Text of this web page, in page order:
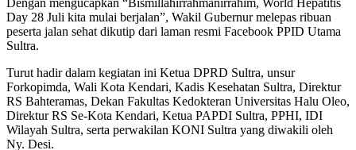
Dengan mengucapkan “Bismillahirrahmanirrahim, World Hepatitis
Day 28 Juli kita mulai berjalan”, Wakil Gubernur melepas ribuan
peserta jalan sehat dikutip dari laman resmi Facebook PPID Utama
Sultra.
Turut hadir dalam kegiatan ini Ketua DPRD Sultra, unsur
Forkopimda, Wali Kota Kendari, Kadis Kesehatan Sultra, Direktur
RS Bahteramas, Dekan Fakultas Kedokteran Universitas Halu Oleo,
Direktur RS Se-Kota Kendari, Ketua PAPDI Sultra, PPHI, IDI
Wilayah Sultra, serta perwakilan KONI Sultra yang diwakili oleh
Ny. Desi.